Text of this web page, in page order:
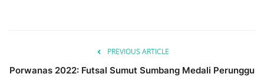
PREVIOUS ARTICLE
Porwanas 2022: Futsal Sumut Sumbang Medali Perunggu